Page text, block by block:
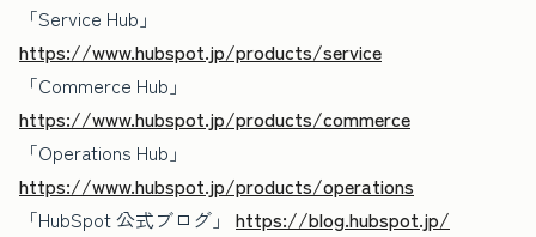
「Service Hub」
https://www.hubspot.jp/products/service
「Commerce Hub」
https://www.hubspot.jp/products/commerce
「Operations Hub」
https://www.hubspot.jp/products/operations
「HubSpot 公式ブログ」 https://blog.hubspot.jp/